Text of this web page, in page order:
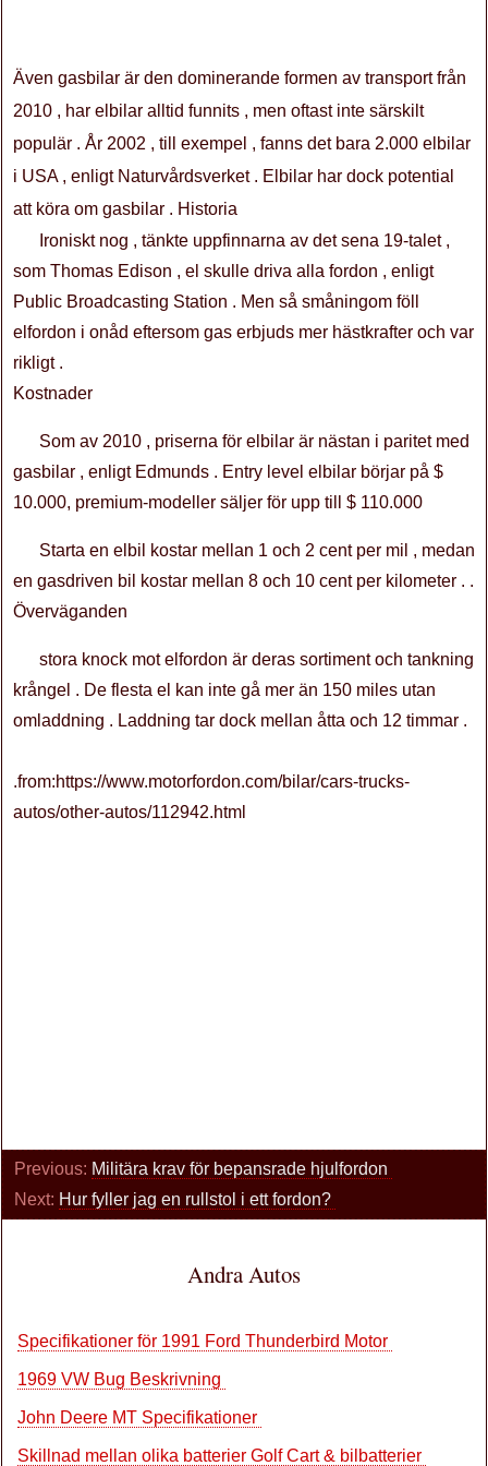
Även gasbilar är den dominerande formen av transport från
2010 , har elbilar alltid funnits , men oftast inte särskilt
populär . År 2002 , till exempel , fanns det bara 2.000 elbilar
i USA , enligt Naturvårdsverket . Elbilar har dock potential
att köra om gasbilar . Historia
Ironiskt nog , tänkte uppfinnarna av det sena 19-talet ,
som Thomas Edison , el skulle driva alla fordon , enligt
Public Broadcasting Station . Men så småningom föll
elfordon i onåd eftersom gas erbjuds mer hästkrafter och var
rikligt .
Kostnader
Som av 2010 , priserna för elbilar är nästan i paritet med
gasbilar , enligt Edmunds . Entry level elbilar börjar på $
10.000, premium-modeller säljer för upp till $ 110.000
Starta en elbil kostar mellan 1 och 2 cent per mil , medan
en gasdriven bil kostar mellan 8 och 10 cent per kilometer . .
Överväganden
stora knock mot elfordon är deras sortiment och tankning
krångel . De flesta el kan inte gå mer än 150 miles utan
omladdning . Laddning tar dock mellan åtta och 12 timmar .
.from:https://www.motorfordon.com/bilar/cars-trucks-
autos/other-autos/112942.html
Previous: Militära krav för bepansrade hjulfordon
Next: Hur fyller jag en rullstol i ett fordon?
Andra Autos
Specifikationer för 1991 Ford Thunderbird Motor
1969 VW Bug Beskrivning
John Deere MT Specifikationer
Skillnad mellan olika batterier Golf Cart & bilbatterier